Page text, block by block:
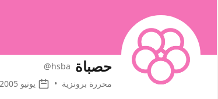
حصباة @hsba
محررة برونزية • يونيو 2005